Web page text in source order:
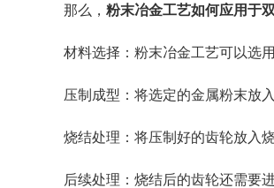
那么， 粉末冶金工艺如何应用于
材料选择：粉末冶金工艺可以选
压制成型：将选定的金属粉末放
烧结处理：将压制好的齿轮放入
后续处理：烧结后的齿轮还需要